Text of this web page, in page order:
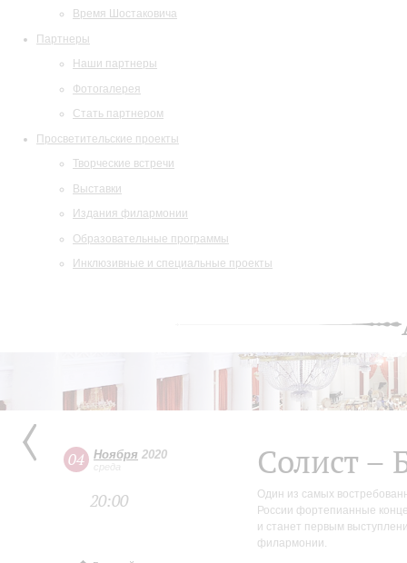
Время Шостаковича
Партнеры
Наши партнеры
Фотогалерея
Стать партнером
Просветительские проекты
Творческие встречи
Выставки
Издания филармонии
Образовательные программы
Инклюзивные и специальные проекты
04 Ноября 2020
среда
20:00
Солист –
Один из самых
России фортепианные
и станет первым
филармонии.